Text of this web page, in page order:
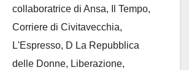
collaboratrice di Ansa, Il Tempo,
Corriere di Civitavecchia,
L'Espresso, D La Repubblica
delle Donne, Liberazione,